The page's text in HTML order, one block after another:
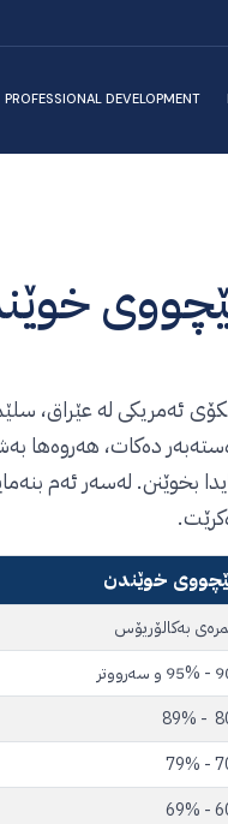
PROFESSIONAL DEVELOPMENT
ئەمریکی لە عێراق،
دەکات، هەروەها
خوێندن
بەکالۆریۆس
سەرووتر
80 -
70 -
60 -